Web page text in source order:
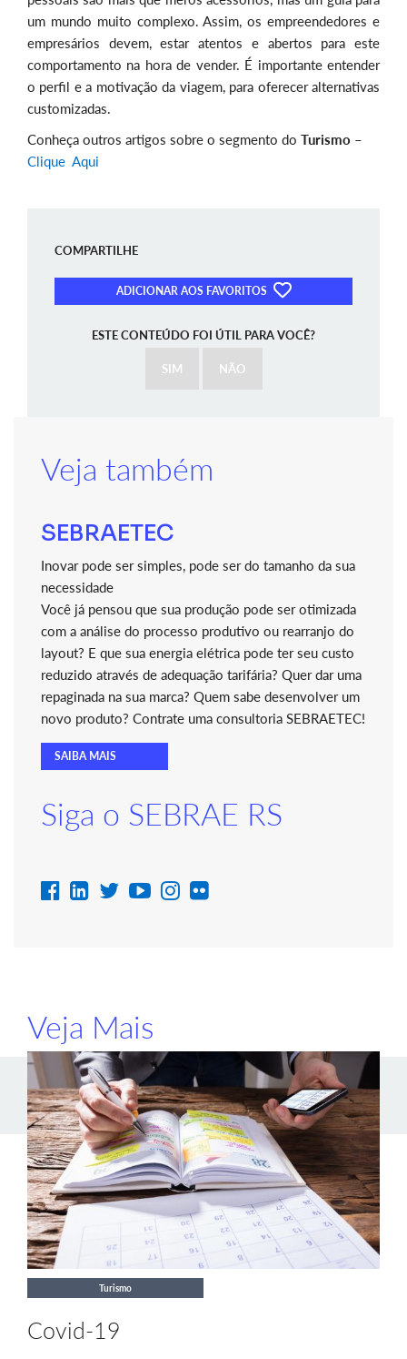
um mundo muito complexo. Assim, os empreendedores e
empresários devem, estar atentos e abertos para este
comportamento na hora de vender. É importante entender
o perfil e a motivação da viagem, para oferecer alternativas
customizadas.
Conheça outros artigos sobre o segmento do Turismo –
Clique Aqui
COMPARTILHE
ADICIONAR AOS FAVORITOS
ESTE CONTEÚDO FOI ÚTIL PARA VOCÊ?
SIM NÃO
Veja também
SEBRAETEC
Inovar pode ser simples, pode ser do tamanho da sua
necessidade
Você já pensou que sua produção pode ser otimizada
com a análise do processo produtivo ou rearranjo do
layout? E que sua energia elétrica pode ter seu custo
reduzido através de adequação tarifária? Quer dar uma
repaginada na sua marca? Quem sabe desenvolver um
novo produto? Contrate uma consultoria SEBRAETEC!
SAIBA MAIS
Siga o SEBRAE RS
Veja Mais
Turismo
Covid-19